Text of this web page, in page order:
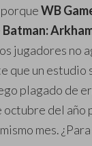
WB
Batman:
jugadores no
que un estudio
plagado de
octubre del año
mes.